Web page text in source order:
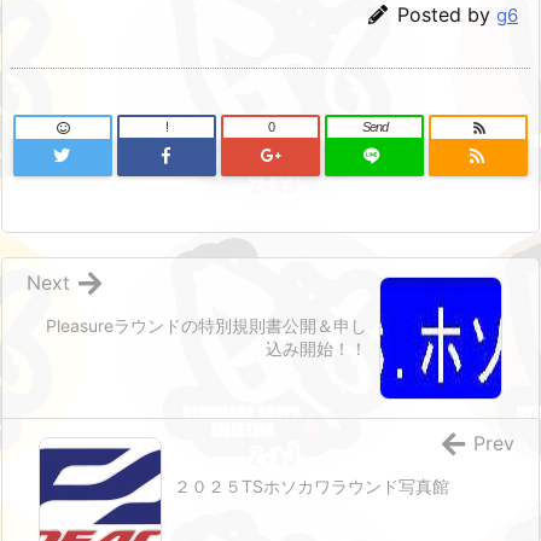
Posted by g6
! 0 Send
Pleasureラウンドの特別規則書公開＆申し
込み開始！！
Next
２０２５TSホソカワラウンド写真館
Prev